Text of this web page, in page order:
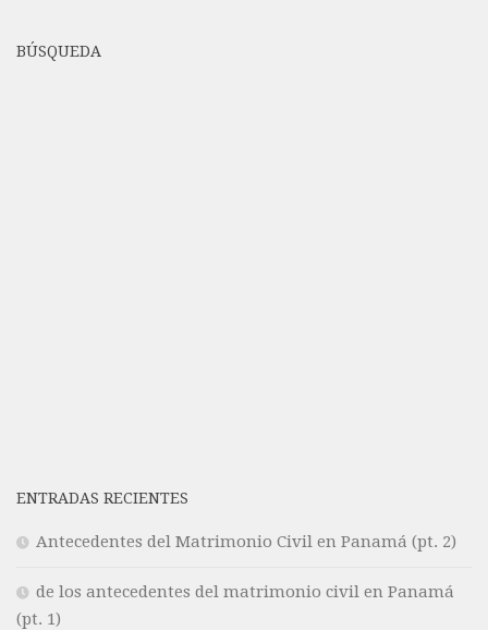
BÚSQUEDA
ENTRADAS RECIENTES
Antecedentes del Matrimonio Civil en Panamá (pt. 2)
de los antecedentes del matrimonio civil en Panamá
(pt. 1)